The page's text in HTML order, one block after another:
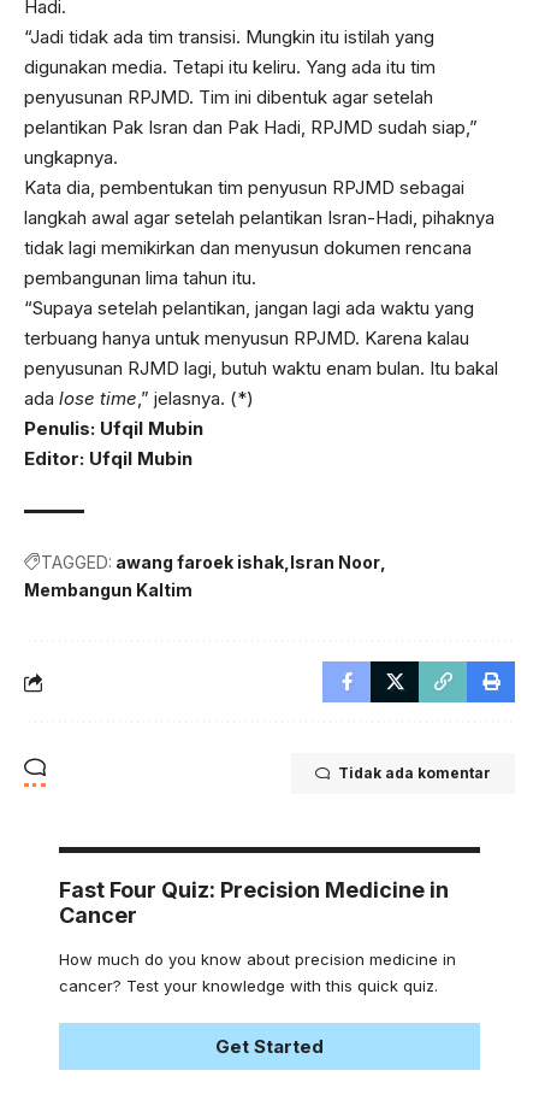
Hadi.
“Jadi tidak ada tim transisi. Mungkin itu istilah yang
digunakan media. Tetapi itu keliru. Yang ada itu tim
penyusunan RPJMD. Tim ini dibentuk agar setelah
pelantikan Pak Isran dan Pak Hadi, RPJMD sudah siap,”
ungkapnya.
Kata dia, pembentukan tim penyusun RPJMD sebagai
langkah awal agar setelah pelantikan Isran-Hadi, pihaknya
tidak lagi memikirkan dan menyusun dokumen rencana
pembangunan lima tahun itu.
“Supaya setelah pelantikan, jangan lagi ada waktu yang
terbuang hanya untuk menyusun RPJMD. Karena kalau
penyusunan RJMD lagi, butuh waktu enam bulan. Itu bakal
ada lose time,” jelasnya. (*)
Penulis: Ufqil Mubin
Editor: Ufqil Mubin
TAGGED: awang faroek ishak Isran Noor
Membangun Kaltim
Tidak ada komentar
Fast Four Quiz: Precision Medicine in
Cancer
How much do you know about precision medicine in
cancer? Test your knowledge with this quick quiz.
Get Started